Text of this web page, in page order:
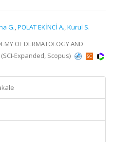
G.,POLAT EKİNCİ A.,Kurul S.
OF DERMATOLOGY AND
(SCI-Expanded, Scopus)